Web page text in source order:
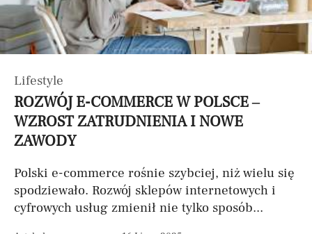
Lifestyle
ROZWÓJ E-COMMERCE W POLSCE –
WZROST ZATRUDNIENIA I NOWE
ZAWODY
Polski e-commerce rośnie szybciej, niż wielu się
spodziewało. Rozwój sklepów internetowych i
cyfrowych usług zmienił nie tylko sposób...